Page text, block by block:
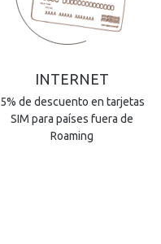
INTERNET
5% de descuento en tarjetas
SIM para países fuera de
Roaming